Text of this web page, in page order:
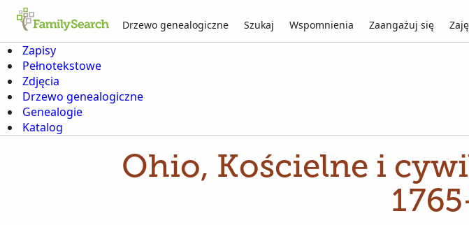
Drzewo genealogiczne Szukaj Wspomnienia Zaangażuj się
Zapisy
Pełnotekstowe
Zdjęcia
Drzewo genealogiczne
Genealogie
Katalog
Ohio, Kościelne i